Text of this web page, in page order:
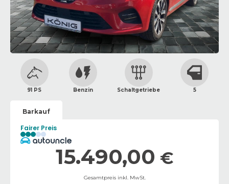
91 PS Benzin Schaltgetriebe 5
Barkauf
Fairer Preis
15.490,00 €
Gesamtpreis inkl. MwSt.